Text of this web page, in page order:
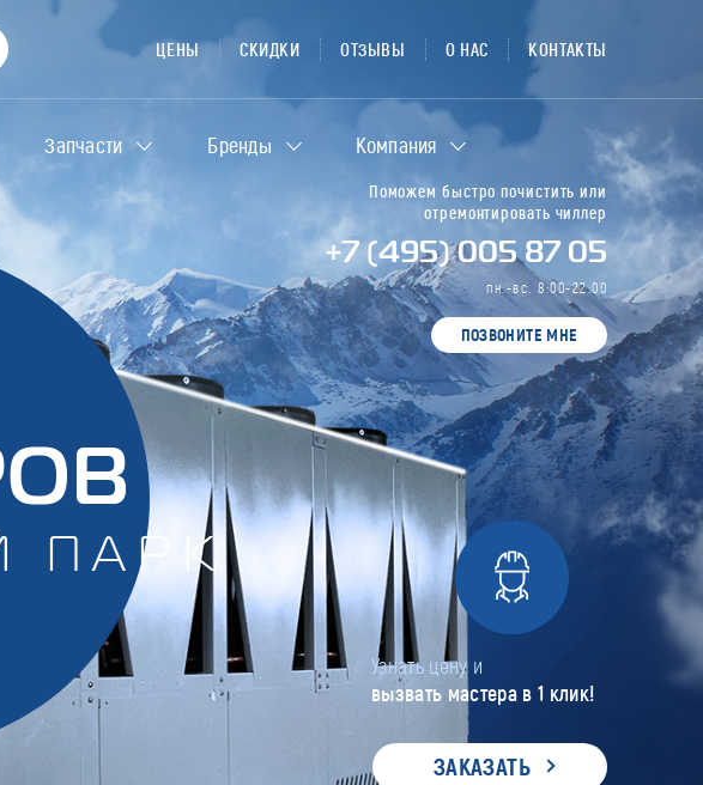
ПАРК
Поможем быстро почистить или
отремонтировать чиллер
+7 (495) 005 87 05
пн.-вс. 8:00-22:00
ПОЗВОНИТЕ МНЕ
Узнать цену и
вызвать мастера в 1 клик!
ЗАКАЗАТЬ
ЦЕНЫ СКИДКИ ОТЗЫВЫ О НАС КОНТАКТЫ
Запчасти Бренды Компания